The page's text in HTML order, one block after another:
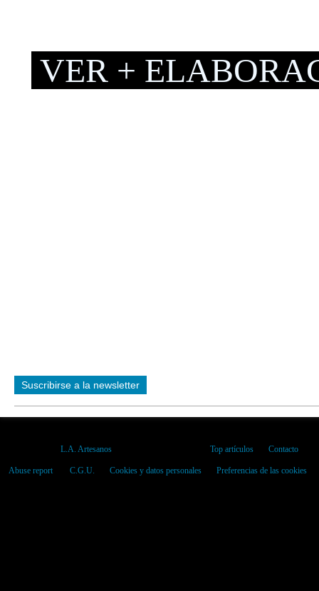
VER +
Suscribirse a la newsletter
L.A. Artesanosen el portal de Overblog Top artículos Contacto
Abuse report C.G.U. Cookies y datos personales Preferencias de las cookies